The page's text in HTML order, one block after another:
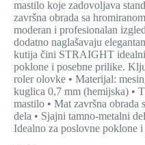
mastilo koje zadovoljava
završna obrada sa
moderan i profesionalan
dodatno naglašavaju
kutija čini STRAIGHT
poklone i posebne prilike.
roler olovke • Materijal:
kuglica 0,7 mm (hemijska) •
mastilo • Mat završna
dela • Sjajni tamno-metalni
Idealno za poslovne poklone